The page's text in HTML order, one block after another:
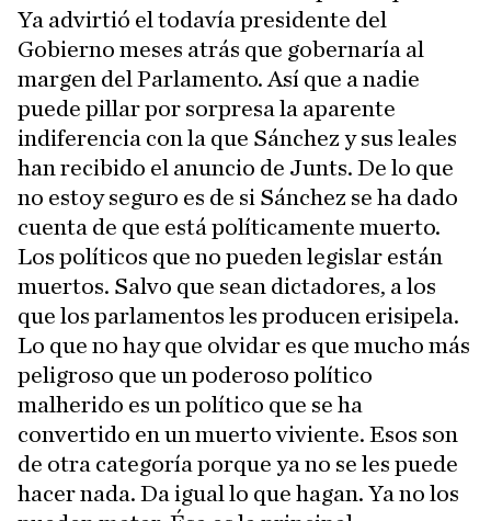
Ya advirtió el todavía presidente del
Gobierno meses atrás que gobernaría al
margen del Parlamento. Así que a nadie
puede pillar por sorpresa la aparente
indiferencia con la que Sánchez y sus leales
han recibido el anuncio de Junts. De lo que
no estoy seguro es de si Sánchez se ha dado
cuenta de que está políticamente muerto.
Los políticos que no pueden legislar están
muertos. Salvo que sean dictadores, a los
que los parlamentos les producen erisipela.
Lo que no hay que olvidar es que mucho más
peligroso que un poderoso político
malherido es un político que se ha
convertido en un muerto viviente. Esos son
de otra categoría porque ya no se les puede
hacer nada. Da igual lo que hagan. Ya no los